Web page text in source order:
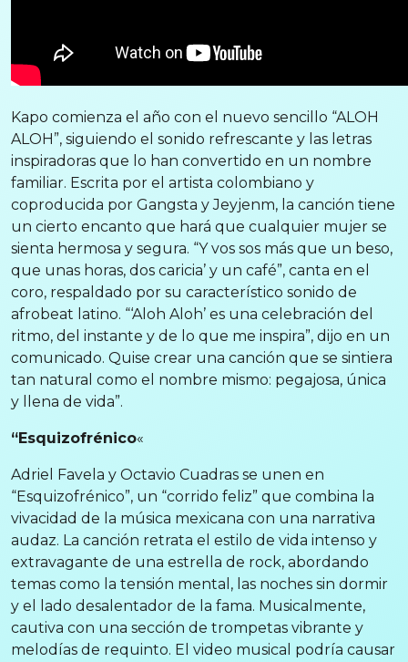
Kapo comienza el año con el nuevo sencillo “ALOH
ALOH”, siguiendo el sonido refrescante y las letras
inspiradoras que lo han convertido en un nombre
familiar. Escrita por el artista colombiano y
coproducida por Gangsta y Jeyjenm, la canción tiene
un cierto encanto que hará que cualquier mujer se
sienta hermosa y segura. “Y vos sos más que un beso,
que unas horas, dos caricia’ y un café”, canta en el
coro, respaldado por su característico sonido de
afrobeat latino. “‘Aloh Aloh’ es una celebración del
ritmo, del instante y de lo que me inspira”, dijo en un
comunicado. Quise crear una canción que se sintiera
tan natural como el nombre mismo: pegajosa, única
y llena de vida”.
“Esquizofrénico«
Adriel Favela y Octavio Cuadras se unen en
“Esquizofrénico”, un “corrido feliz” que combina la
vivacidad de la música mexicana con una narrativa
audaz. La canción retrata el estilo de vida intenso y
extravagante de una estrella de rock, abordando
temas como la tensión mental, las noches sin dormir
y el lado desalentador de la fama. Musicalmente,
cautiva con una sección de trompetas vibrante y
melodías de requinto. El video musical podría causar